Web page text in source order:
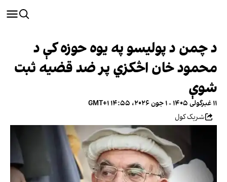
د چمن د پولیسو په یوه حوزه کې د
محمود خان اڅکزي پر ضد قضیه ثبت
شوې
۱۱ غبرگولی ۱۴۰۵ - ۱ جون ۲۰۲۶، ۱۴:۵۵ GMT+۱
شریک کول